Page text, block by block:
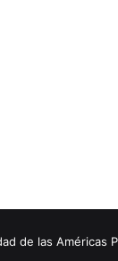
de las Américas